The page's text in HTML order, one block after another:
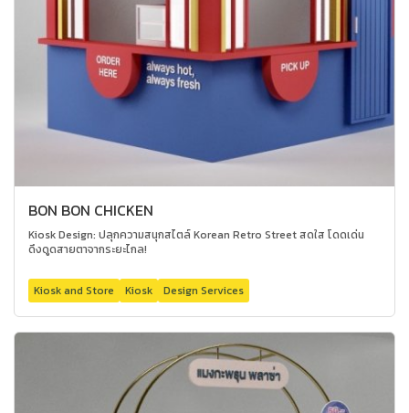
BON BON CHICKEN
Kiosk Design: ปลุกความสนุกสไตล์ Korean Retro Street สดใส โดดเด่น
ดึงดูดสายตาจากระยะไกล!
Kiosk and Store Kiosk Design Services